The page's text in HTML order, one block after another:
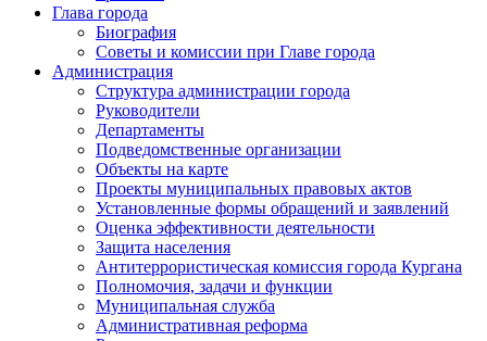
Глава города
Биография
Советы и комиссии при Главе города
Администрация
Структура администрации города
Руководители
Департаменты
Подведомственные организации
Объекты на карте
Проекты муниципальных правовых актов
Установленные формы обращений и заявлений
Оценка эффективности деятельности
Защита населения
Антитеррористическая комиссия города Кургана
Полномочия, задачи и функции
Муниципальная служба
Административная реформа